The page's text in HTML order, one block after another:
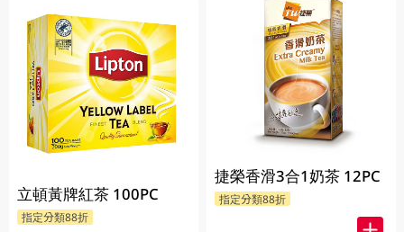
立頓黃牌紅茶 100PC
指定分類88折
捷榮香滑3合1奶茶 12PC
指定分類88折